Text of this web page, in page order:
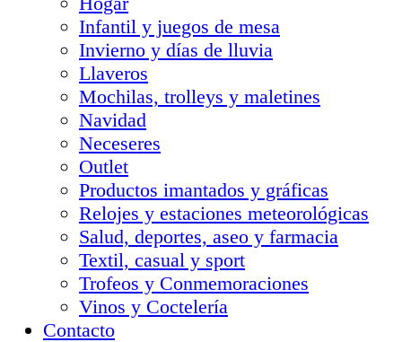
Infantil y juegos de mesa
Invierno y días de lluvia
Llaveros
Mochilas, trolleys y maletines
Navidad
Neceseres
Outlet
Productos imantados y gráficas
Relojes y estaciones meteorológicas
Salud, deportes, aseo y farmacia
Textil, casual y sport
Trofeos y Conmemoraciones
Vinos y Coctelería
Contacto